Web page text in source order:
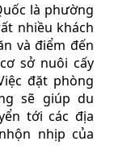
là phường
nhiều khách
và điểm đến
sở nuôi cấy
đặt phòng
sẽ giúp du
tới các địa
nhịp của